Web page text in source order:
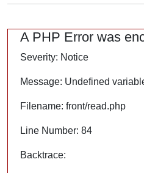
A PHP Error was
Severity: Notice
Message: Undefined
Filename: front/read.php
Line Number: 84
Backtrace: